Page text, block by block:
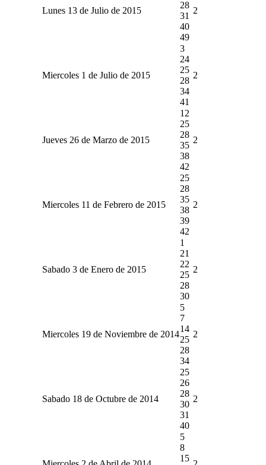
Lunes 13 de Julio de 2015
28
31
40
49
2
Miercoles 1 de Julio de 2015
3
24
25
28
34
41
2
Jueves 26 de Marzo de 2015
12
25
28
35
38
42
2
Miercoles 11 de Febrero de 2015
25
28
35
38
39
42
2
Sabado 3 de Enero de 2015
1
21
22
25
28
30
2
Miercoles 19 de Noviembre de 2014
5
7
14
25
28
34
2
Sabado 18 de Octubre de 2014
25
26
28
30
31
40
2
5
8
15